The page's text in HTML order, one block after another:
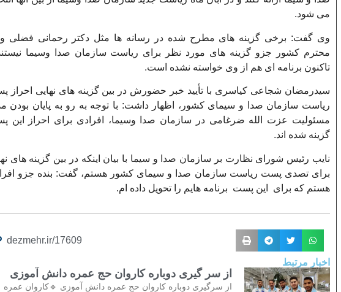
می شود.
وی گفت: برخی گزینه های مطرح شده در رسانه ها مثل دکتر رحمانی فضلی
محترم کشور جزو گزینه های مورد نظر برای ریاست سازمان صدا وسیما
تاکنون برنامه ای هم از وی خواسته نشده است.
سیدرمضان شجاعی کیاسری با تأیید خبر حضورش در بین گزینه های نهایی احراز
ریاست سازمان صدا و سیمای کشور، اظهار داشت: با توجه به رو به پایان بودن
مسئولیت عزت الله ضرغامی در سازمان صدا وسیما، افرادی برای احراز این
گزینه شده اند.
نایب رئیس شورای نظارت بر سازمان صدا و سیما با بیان اینکه در بین گزینه های
برای تصدی پست ریاست سازمان صدا و سیمای کشور هستم، گفت: بنده جزو
هستم که برای این پست برنامه هایم را تحویل داده ام.
dezmehr.ir/17609
اخبار مرتبط
از سر گیری دوباره کاروان حج عمره دانش آموزی
از سرگیری دوباره کاروان حج عمره دانش آموزی 🔹کاروان عمره